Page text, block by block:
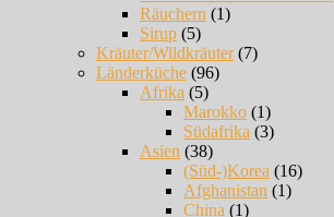
Räuchern (1)
Sirup (5)
Kräuter/Wildkräuter(7)
Länderküche (96)
Afrika (5)
Marokko (1)
Südafrika (3)
Asien (38)
(Süd-)Korea (16)
Afghanistan (1)
China (1)